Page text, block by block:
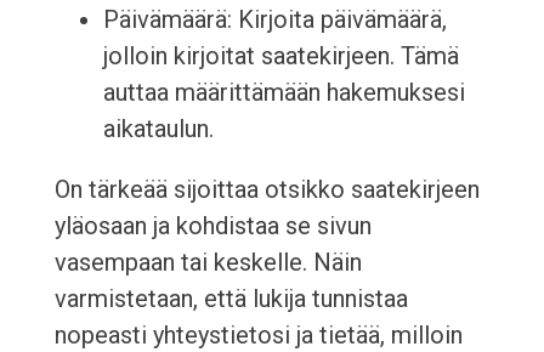
Päivämäärä: Kirjoita päivämäärä,
jolloin kirjoitat saatekirjeen. Tämä
auttaa määrittämään hakemuksesi
aikataulun.
On tärkeää sijoittaa otsikko saatekirjeen
yläosaan ja kohdistaa se sivun
vasempaan tai keskelle. Näin
varmistetaan, että lukija tunnistaa
nopeasti yhteystietosi ja tietää, milloin